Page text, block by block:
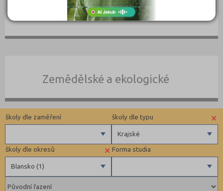
Umělecké
Zemědělské a ekologické
Forma studia
×
Blansko (1)
školy dle okresů
Blansko (1)
×
Krajské
školy dle typu
Krajské
školy dle zaměření
Zdravotnické
Ekonomické
Pedagogické